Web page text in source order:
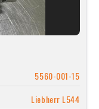
5560-001-15
Liebherr L544